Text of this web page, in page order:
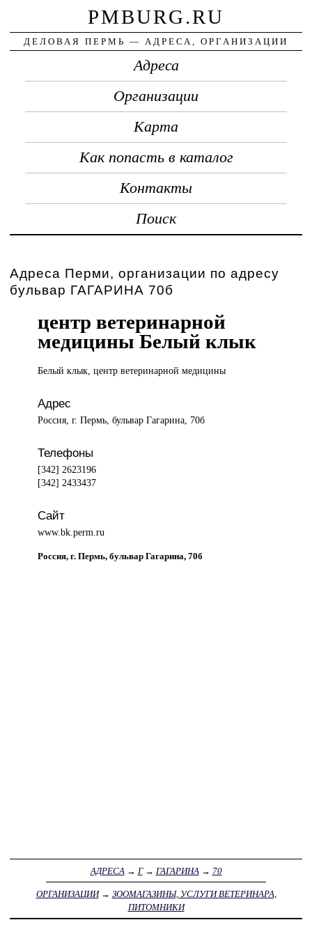
PMBURG.RU
ДЕЛОВАЯ ПЕРМЬ — АДРЕСА, ОРГАНИЗАЦИИ
Адреса
Организации
Карта
Как попасть в каталог
Контакты
Поиск
Адреса Перми, организации по адресу
бульвар ГАГАРИНА 70б
центр ветеринарной
медицины Белый клык
Белый клык,центр ветеринарной медицины
Адрес
Россия, г. Пермь, бульвар Гагарина, 70б
Телефоны
[342] 2623196
[342] 2433437
Сайт
www.bk.perm.ru
Россия, г. Пермь, бульвар Гагарина, 70б
АДРЕСА → Г→ ГАГАРИНА → 70
ОРГАНИЗАЦИИ→ ЗООМАГАЗИНЫ, УСЛУГИ ВЕТЕРИНАРА,
ПИТОМНИКИ